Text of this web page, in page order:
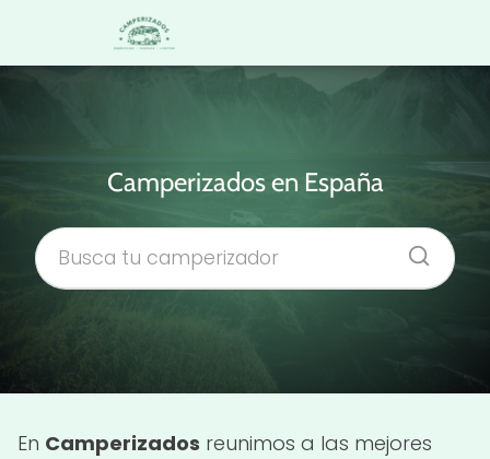
Camperizados en España
En Camperizados reunimos a las mejores